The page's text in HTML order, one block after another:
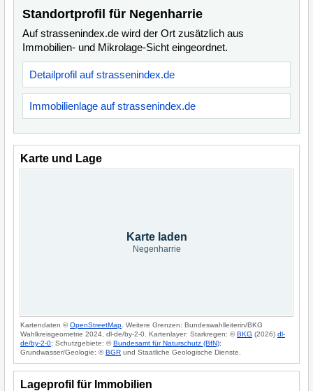
Standortprofil für Negenharrie
Auf strassenindex.de wird der Ort zusätzlich aus
Immobilien- und Mikrolage-Sicht eingeordnet.
Detailprofil auf strassenindex.de
Immobilienlage auf strassenindex.de
Karte und Lage
Karte laden
Negenharrie
Kartendaten ©OpenStreetMap . Weitere Grenzen: Bundeswahlleiterin/BKG
Wahlkreisgeometrie 2024, dl-de/by-2-0. Kartenlayer: Starkregen: ©BKG (2026) dl-
de/by-2-0; Schutzgebiete: ©Bundesamt für Naturschutz (BfN);
Grundwasser/Geologie: ©BGR und Staatliche Geologische Dienste.
Lageprofil für Immobilien